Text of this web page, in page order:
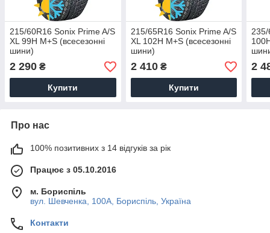
215/60R16 Sonix Prime A/S
XL 99H M+S (всесезонні
шини)
2 290 ₴
Купити
215/65R16 Sonix Prime A/S
XL 102H M+S (всесезонні
шини)
2 410₴
Купити
235/
2
Про нас
100% позитивних з 14 відгуків за рік
Працює з 05.10.2016
м. Бориспіль
вул. Шевченка, 100А, Бориспіль, Україна
Контакти